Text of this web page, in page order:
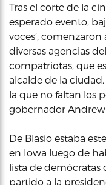
Tras el corte de la
esperado evento,
voces’,
diversas agencias
compatriotas, que
alcalde de la ciudad,
la que no faltan los
gobernador Andrew
De Blasio estaba
en Iowa luego de
lista de demócratas
partido a la